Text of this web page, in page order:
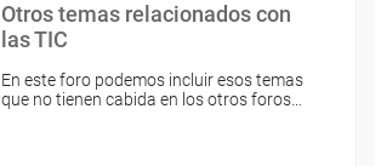
Otros temas relacionados con
las TIC
En este foro podemos incluir esos temas
que no tienen cabida en los otros foros…